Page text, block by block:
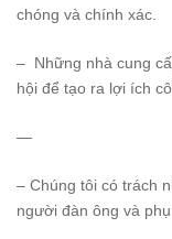
chóng và chính xác.
– Những nhà cung
hội để tạo ra lợi ích
—
– Chúng tôi có trách
người đàn ông và